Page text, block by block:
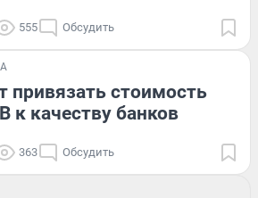
555 Обсудить
привязать стоимость
к качеству банков
363 Обсудить